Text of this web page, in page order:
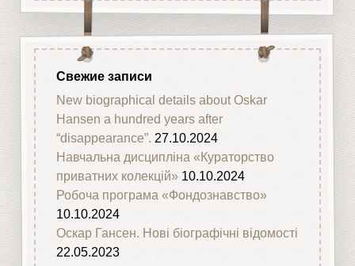
Свежие записи
New biographical details about Oskar
Hansen a hundred years after
“disappearance”. 27.10.2024
Навчальна дисципліна «Кураторство
приватних колекцій» 10.10.2024
Робоча програма «Фондознавство»
10.10.2024
Оскар Гансен. Нові біографічні відомості
22.05.2023